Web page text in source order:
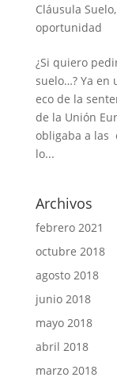
Cláusula Suelo,
oportunidad
¿Si quiero
suelo…? Ya en
eco de la
de la Unión
obligaba a las
lo...
Archivos
febrero 2021
octubre 2018
agosto 2018
junio 2018
mayo 2018
abril 2018
marzo 2018